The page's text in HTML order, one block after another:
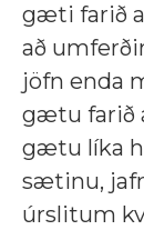
gæti farið
að
jöfn enda
gætu farið
gætu líka
sætinu,
úrslitum